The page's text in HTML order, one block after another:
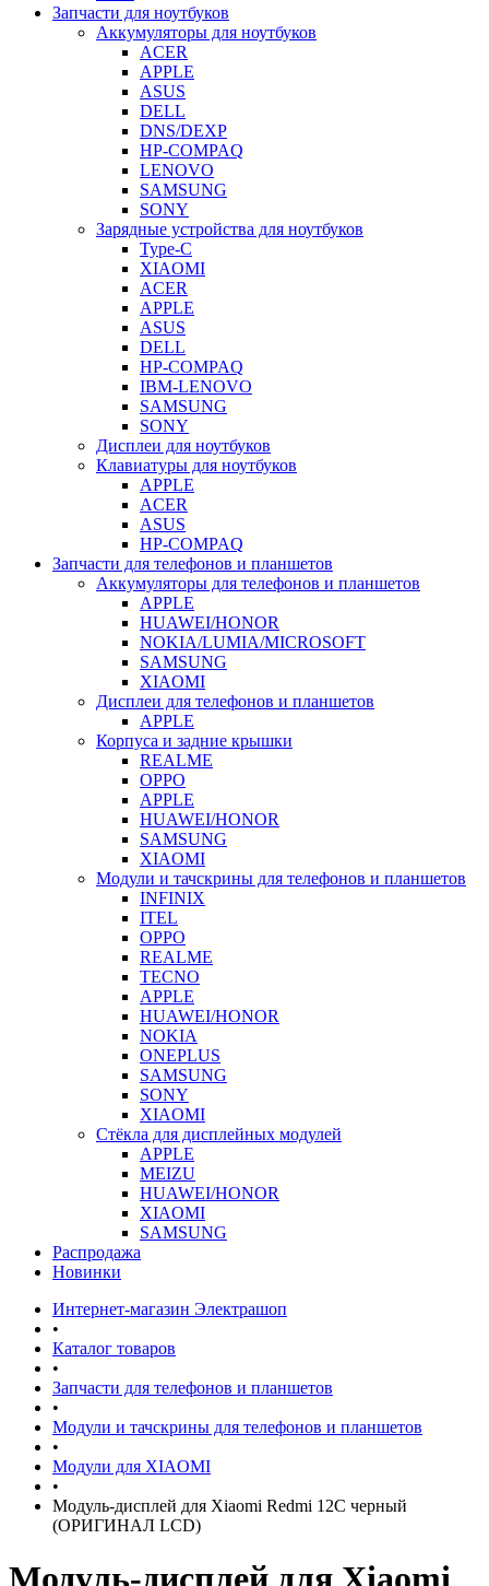
Запчасти для ноутбуков
Аккумуляторы для ноутбуков
ACER
APPLE
ASUS
DELL
DNS/DEXP
HP-COMPAQ
LENOVO
SAMSUNG
SONY
Зарядные устройства для ноутбуков
Type-C
XIAOMI
ACER
APPLE
ASUS
DELL
HP-COMPAQ
IBM-LENOVO
SAMSUNG
SONY
Дисплеи для ноутбуков
Клавиатуры для ноутбуков
APPLE
ACER
ASUS
HP-COMPAQ
Запчасти для телефонов и планшетов
Аккумуляторы для телефонов и планшетов
APPLE
HUAWEI/HONOR
NOKIA/LUMIA/MICROSOFT
SAMSUNG
XIAOMI
Дисплеи для телефонов и планшетов
APPLE
Корпуса и задние крышки
REALME
OPPO
APPLE
HUAWEI/HONOR
SAMSUNG
XIAOMI
Модули и тачскрины для телефонов и планшетов
INFINIX
ITEL
OPPO
REALME
TECNO
APPLE
HUAWEI/HONOR
NOKIA
ONEPLUS
SAMSUNG
SONY
XIAOMI
Стёкла для дисплейных модулей
APPLE
MEIZU
HUAWEI/HONOR
XIAOMI
SAMSUNG
Распродажа
Новинки
Интернет-магазин Электрашоп
•
Каталог товаров
•
Запчасти для телефонов и планшетов
•
Модули и тачскрины для телефонов и планшетов
•
Модули для XIAOMI
•
Модуль-дисплей для Xiaomi Redmi 12C черный
(ОРИГИНАЛ LCD)